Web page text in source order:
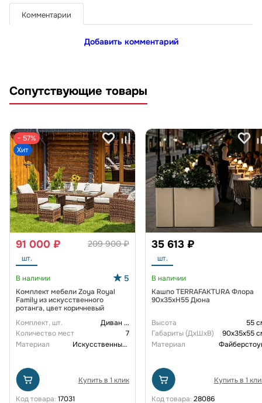
Комментарии
Добавить комментарий
Сопутствующие товары
− 57%
Хит
209 900 ₽
91 000 ₽
шт.
В наличии 5
Комплект мебели Zoya Royal
Family из искусственного
ротанга, цвет коричневый
Комплект, шт.
Диван ...
Количество мест
7
Материал
Искусственный ротанг
Купить в 1 клик
Код товара: 17031
35 613 ₽
шт.
В наличии
Кашпо TERRAFAKTURA Флора
90x35xH55 Дюна
Высота
55
Габариты (ДxШxВ)
90x35x55
Материал
Купить в 1
Код товара: 28086